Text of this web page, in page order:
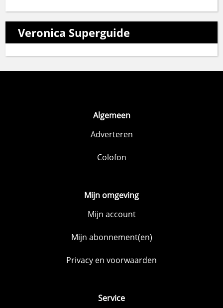
Veronica Superguide
Algemeen
Adverteren
Colofon
Mijn omgeving
Mijn account
Mijn abonnement(en)
Privacy en voorwaarden
Service